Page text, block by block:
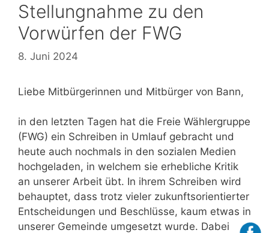
Stellungnahme zu den
Vorwürfen der FWG
8. Juni 2024
Liebe Mitbürgerinnen und Mitbürger von Bann,
in den letzten Tagen hat die Freie Wählergruppe
(FWG) ein Schreiben in Umlauf gebracht und
heute auch nochmals in den sozialen Medien
hochgeladen, in welchem sie erhebliche Kritik
an unserer Arbeit übt. In ihrem Schreiben wird
behauptet, dass trotz vieler zukunftsorientierter
Entscheidungen und Beschlüsse, kaum etwas in
unserer Gemeinde umgesetzt wurde. Dabei